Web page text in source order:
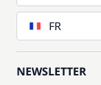
FR
NEWSLETTER